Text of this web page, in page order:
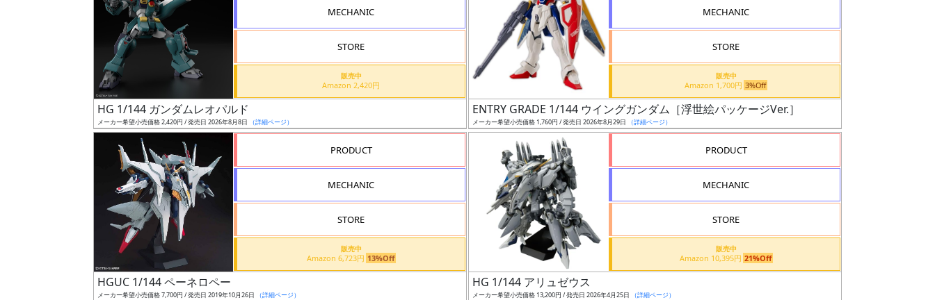
MECHANIC
STORE
販売中
Amazon 2,420円
HG 1/144 ガンダムレオパルド
メーカー希望小売価格 2,420円 / 発売日 2026年8月8日 （詳細ページ）
MECHANIC
STORE
販売中
Amazon 1,700円 3%Off
ENTRY GRADE 1/144 ウイングガンダム［浮世絵パッケージVer.］
メーカー希望小売価格 1,760円 / 発売日 2026年8月29日 （詳細ページ）
PRODUCT
MECHANIC
STORE
販売中
Amazon 6,723円 13%Off
HGUC 1/144 ペーネロペー
メーカー希望小売価格 7,700円 / 発売日 2019年10月26日 （詳細ページ）
PRODUCT
MECHANIC
STORE
販売中
Amazon 10,395円 21%Off
HG 1/144 アリュゼウス
メーカー希望小売価格 13,200円 / 発売日 2026年4月25日 （詳細ページ）